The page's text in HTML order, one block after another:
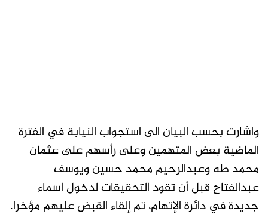
واشارت بحسب البيان الى استجواب النيابة في الفترة
الماضية بعض المتهمين وعلى رأسهم على عثمان
محمد طه وعبدالرحيم محمد حسين ويوسف
عبدالفتاح قبل أن تقود التحقيقات لدخول اسماء
جديدة في دائرة الإتهام، تم إلقاء القبض عليهم مؤخرا.